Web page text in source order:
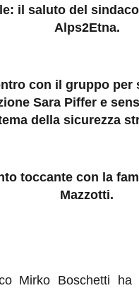
il saluto del
Alps2Etna.
con il gruppo per
Sara Piffer e
della sicurezza
toccante con la
Mazzotti.
Mirko Boschetti ha